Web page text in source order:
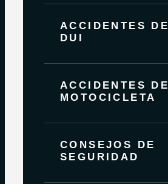
ACCIDENTES DE
DUI
ACCIDENTES DE
MOTOCICLETA
CONSEJOS DE
SEGURIDAD